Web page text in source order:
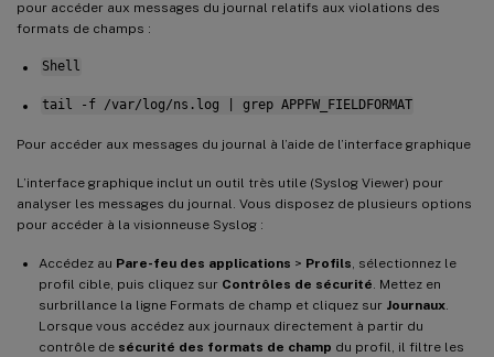
pour accéder aux messages du journal relatifs aux violations des
formats de champs :
Shell
tail -f /var/log/ns.log | grep APPFW_FIELDFORMAT
Pour accéder aux messages du journal à l’aide de l’interface graphique
L’interface graphique inclut un outil très utile (Syslog Viewer) pour
analyser les messages du journal. Vous disposez de plusieurs options
pour accéder à la visionneuse Syslog :
Accédez au Pare-feu des applications > Profils , sélectionnez le
profil cible, puis cliquez sur Contrôles de sécurité . Mettez en
surbrillance la ligne Formats de champ et cliquez sur Journaux
Lorsque vous accédez aux journaux directement à partir du
contrôle de sécurité des formats de champ du profil, il filtre les